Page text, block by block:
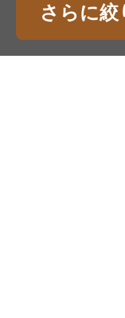
さらに絞